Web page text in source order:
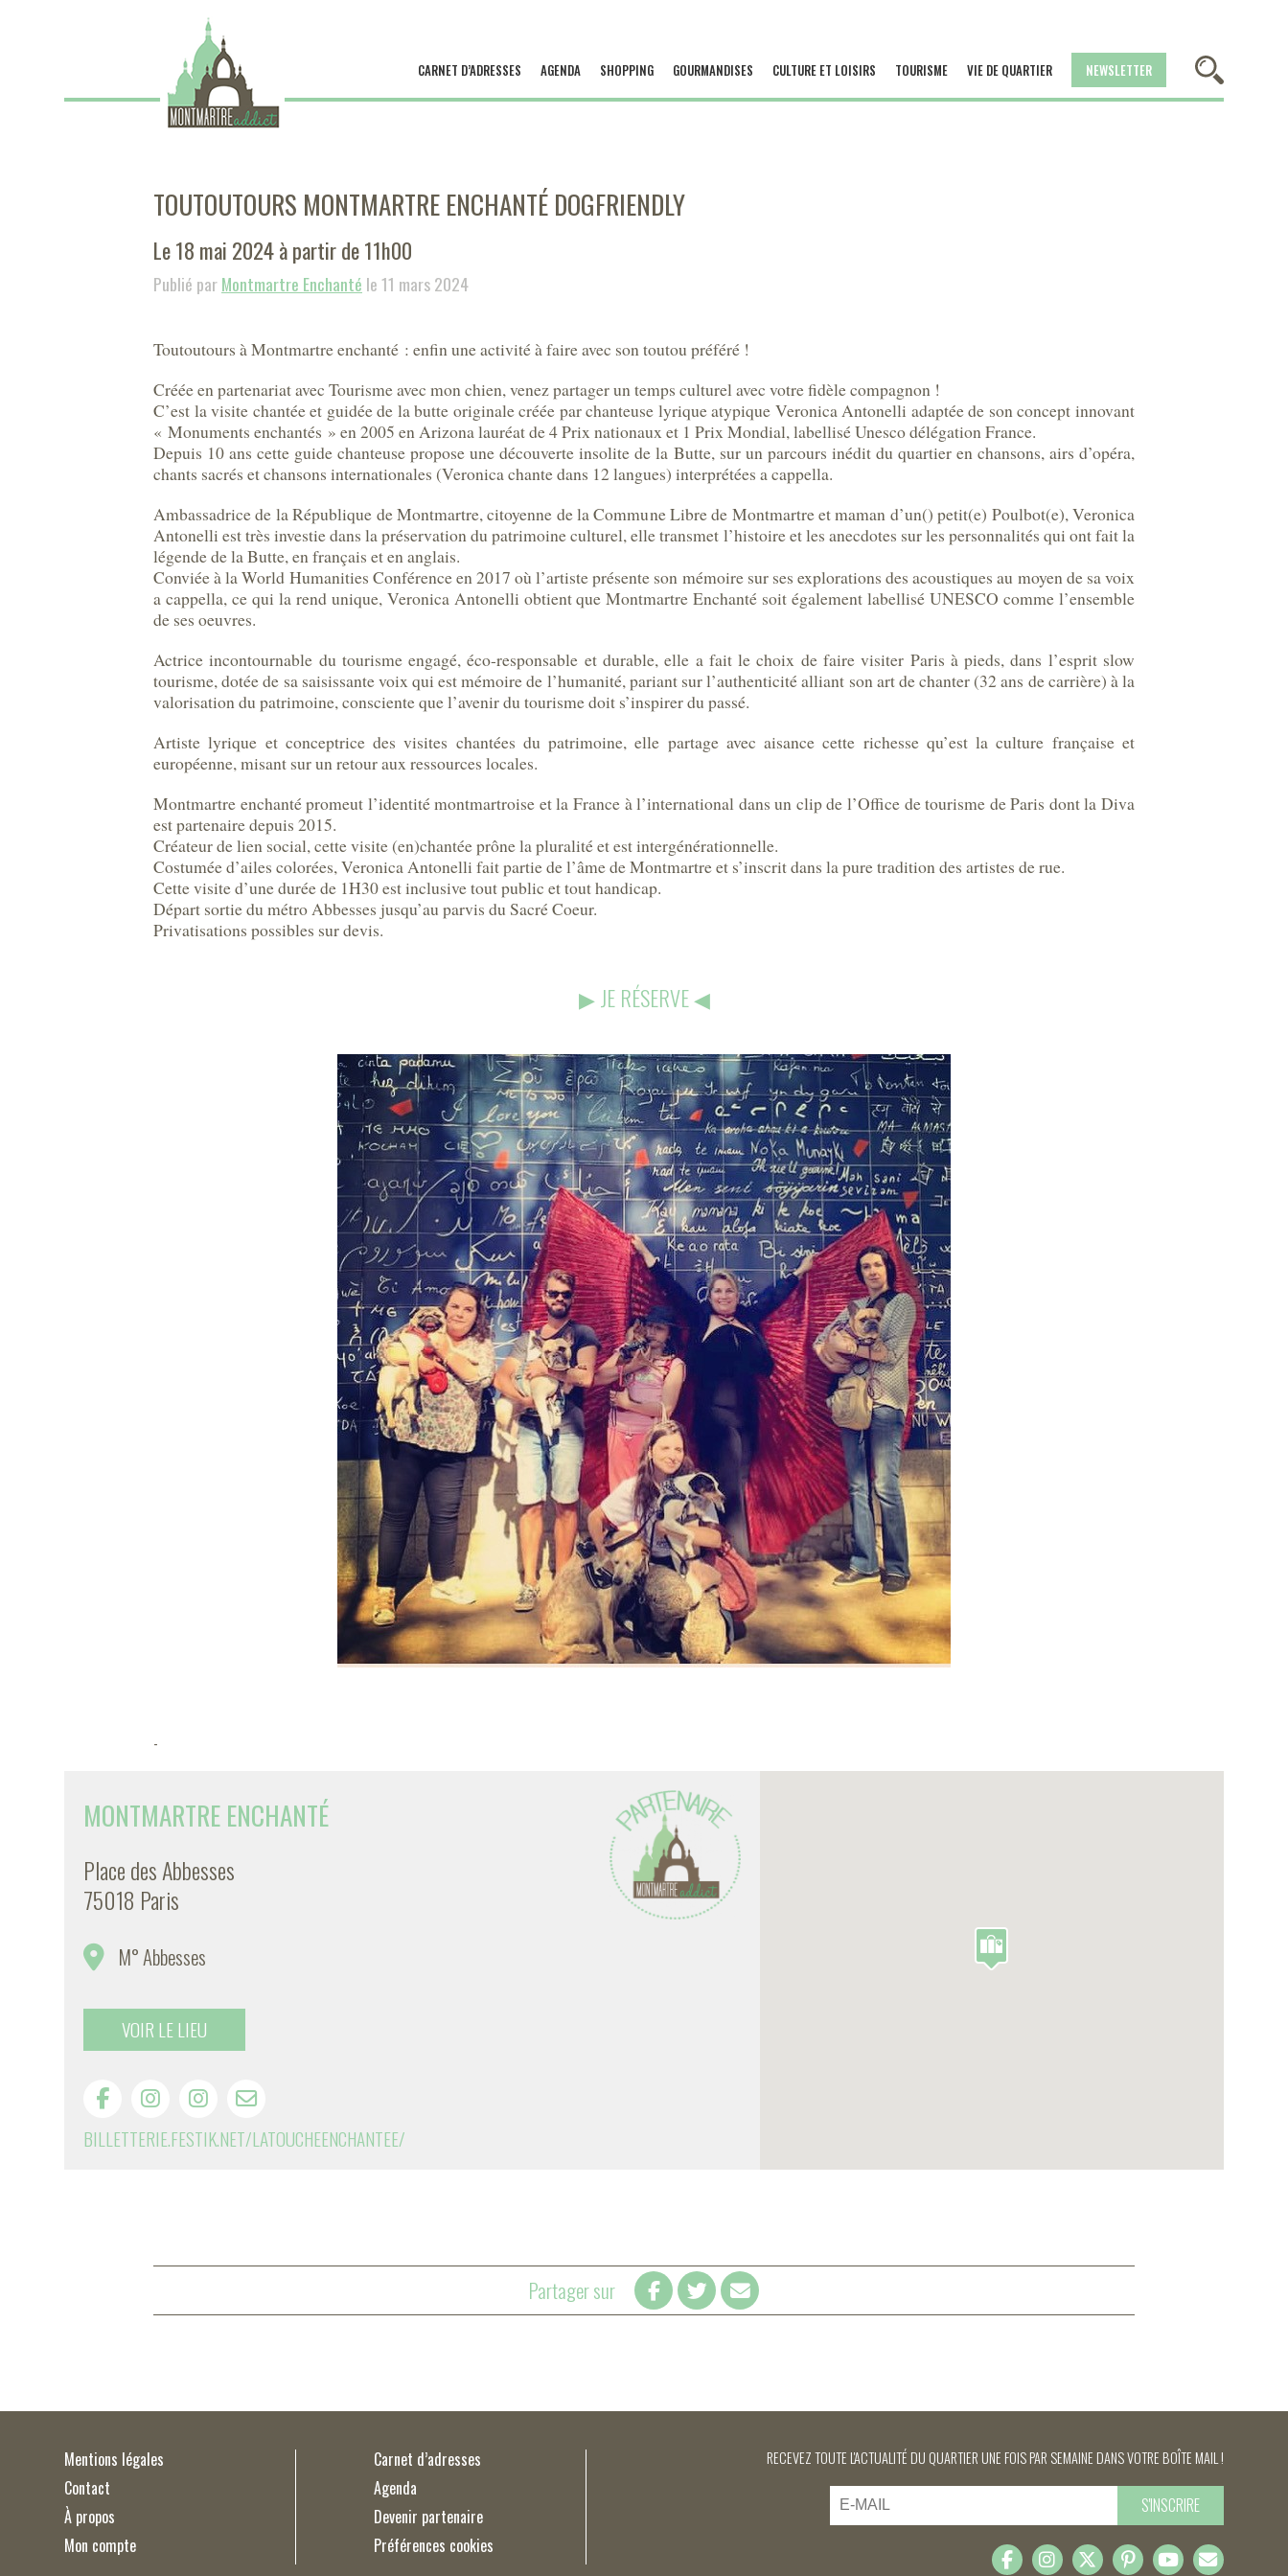
CARNET D’ADRESSES AGENDA SHOPPING GOURMANDISES CULTURE ET LOISIRS TOURISME VIE DE QUARTIER NEWSLETTER
TOUTOUTOURS MONTMARTRE ENCHANTÉ DOGFRIENDLY
Le 18 mai 2024 à partir de 11h00
Publié parMontmartre Enchanté le 11 mars 2024
Toutoutours à Montmartre enchanté : enfin une activité à faire avec son toutou préféré !
Créée en partenariat avec Tourisme avec mon chien, venez partager un temps culturel avec votre fidèle compagnon !
C’est la visite chantée et guidée de la butte originale créée par chanteuse lyrique atypique Veronica Antonelli adaptée de son concept innovant
« Monuments enchantés » en 2005 en Arizona lauréat de 4 Prix nationaux et 1 Prix Mondial, labellisé Unesco délégation France.
Depuis 10 ans cette guide chanteuse propose une découverte insolite de la Butte, sur un parcours inédit du quartier en chansons, airs d’opéra,
chants sacrés et chansons internationales (Veronica chante dans 12 langues) interprétées a cappella.
Ambassadrice de la République de Montmartre, citoyenne de la Commune Libre de Montmartre et maman d’un() petit(e) Poulbot(e), Veronica
Antonelli est très investie dans la préservation du patrimoine culturel, elle transmet l’histoire et les anecdotes sur les personnalités qui ont fait la
légende de la Butte, en français et en anglais.
Conviée à la World Humanities Conférence en 2017 où l’artiste présente son mémoire sur ses explorations des acoustiques au moyen de sa voix
a cappella, ce qui la rend unique, Veronica Antonelli obtient que Montmartre Enchanté soit également labellisé UNESCO comme l’ensemble
de ses oeuvres.
Actrice incontournable du tourisme engagé, éco-responsable et durable, elle a fait le choix de faire visiter Paris à pieds, dans l’esprit slow
tourisme, dotée de sa saisissante voix qui est mémoire de l’humanité, pariant sur l’authenticité alliant son art de chanter (32 ans de carrière) à la
valorisation du patrimoine, consciente que l’avenir du tourisme doit s’inspirer du passé.
Artiste lyrique et conceptrice des visites chantées du patrimoine, elle partage avec aisance cette richesse qu’est la culture française et
européenne, misant sur un retour aux ressources locales.
Montmartre enchanté promeut l’identité montmartroise et la France à l’international dans un clip de l’Office de tourisme de Paris dont la Diva
est partenaire depuis 2015.
Créateur de lien social, cette visite (en)chantée prône la pluralité et est intergénérationnelle.
Costumée d’ailes colorées, Veronica Antonelli fait partie de l’âme de Montmartre et s’inscrit dans la pure tradition des artistes de rue.
Cette visite d’une durée de 1H30 est inclusive tout public et tout handicap.
Départ sortie du métro Abbesses jusqu’au parvis du Sacré Coeur.
Privatisations possibles sur devis.
▶︎JE RÉSERVE◀︎
-
MONTMARTRE ENCHANTÉ
Place des Abbesses
75018 Paris
M° Abbesses
VOIR LE LIEU
BILLETTERIE.FESTIK.NET/LATOUCHEENCHANTEE/
Partager sur
Mentions légales
Contact
À propos
Mon compte
Carnet d’adresses
Agenda
Devenir partenaire
Préférences cookies
RECEVEZ TOUTE L'ACTUALITÉ DU QUARTIER UNE FOIS PAR SEMAINE DANS VOTRE BOÎTE MAIL !